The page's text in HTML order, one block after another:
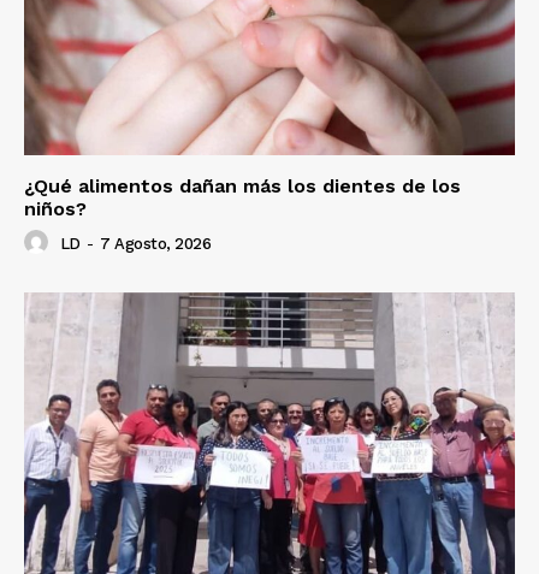
¿Qué alimentos dañan más los dientes de los
niños?
LD - 7 Agosto, 2026